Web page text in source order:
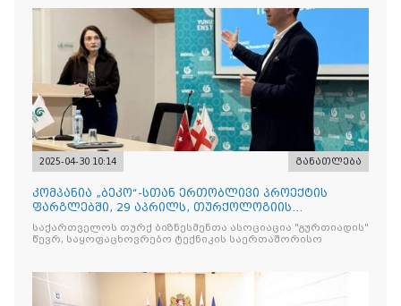
2025-04-30 10:14 განათლება
კომპანია „ბეკო“-სთან ერთობლივი პროექტის
ფარგლებში, 29 აპრილს, თურქოლოგიის
მიმართულებისა და თბილისის
საქართველოს თურქ ბიზნესმენთა ასოციაცია "გურთიადის"
წევრ, საყოფაცხოვრებო ტექნიკის საერთაშორისო